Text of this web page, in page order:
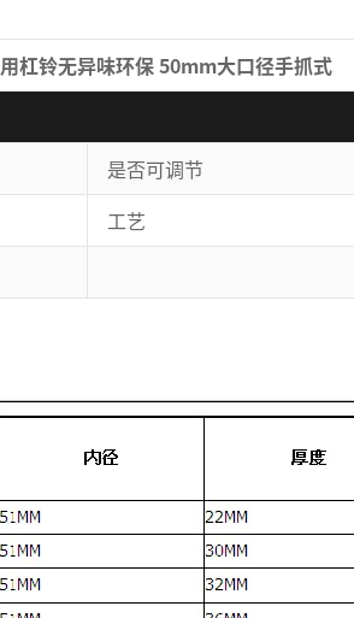
杠铃无异味环保 50mm大口径手抓式
是否可调节
工艺